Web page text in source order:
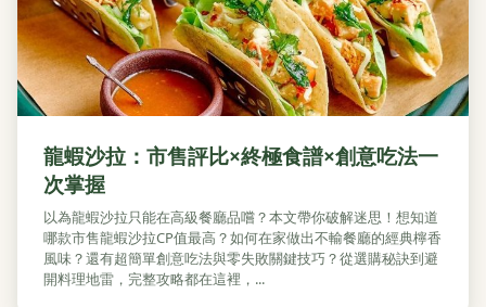
龍蝦沙拉：市售評比×終極食譜×創意吃法一
次掌握
以為龍蝦沙拉只能在高級餐廳品嚐？本文帶你破解迷思！想知道
哪款市售龍蝦沙拉CP值最高？如何在家做出不輸餐廳的經典檸香
風味？還有超簡單創意吃法與零失敗關鍵技巧？從選購秘訣到避
開料理地雷，完整攻略都在這裡，...